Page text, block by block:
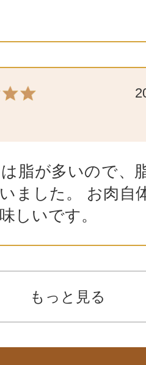
脂が多いので、
ました。 お肉自
しいです。
もっと見る